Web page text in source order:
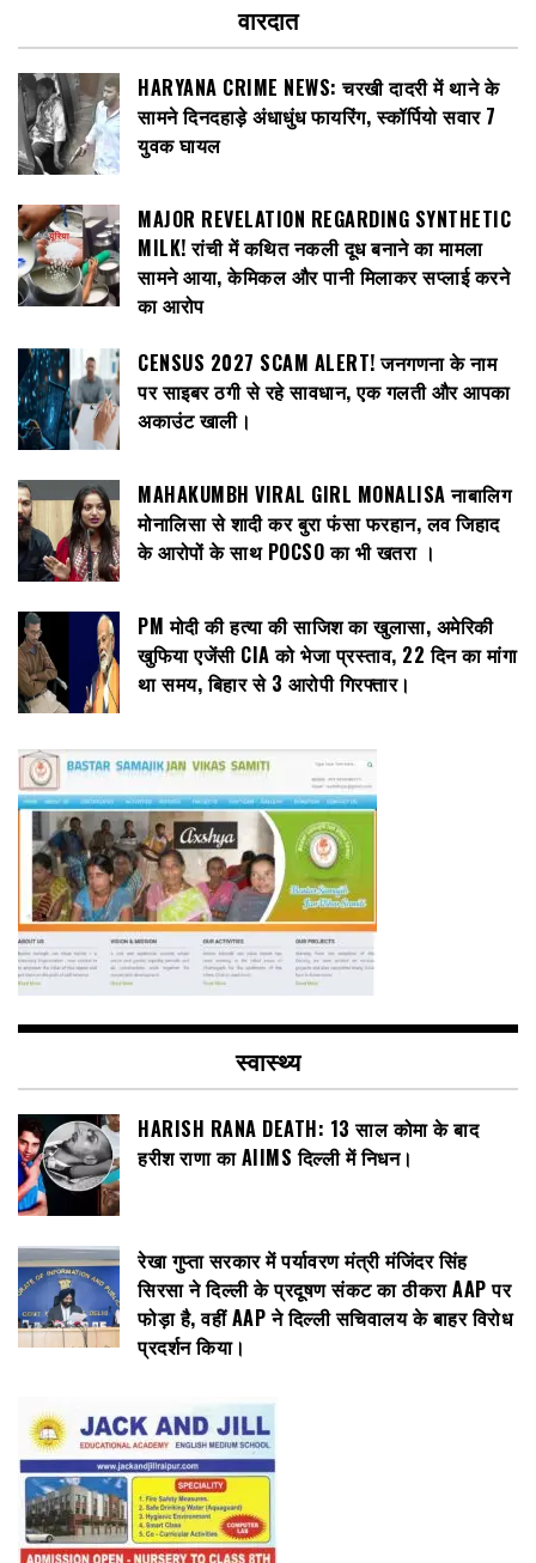
वारदात
HARYANA CRIME NEWS: चरखी दादरी में थाने के
सामने दिनदहाड़े अंधाधुंध फायरिंग, स्कॉर्पियो सवार 7
युवक घायल
MAJOR REVELATION REGARDING SYNTHETIC
MILK! रांची में कथित नकली दूध बनाने का मामला
सामने आया, केमिकल और पानी मिलाकर सप्लाई करने
का आरोप
CENSUS 2027 SCAM ALERT! जनगणना के नाम
पर साइबर ठगी से रहे सावधान, एक गलती और आपका
अकाउंट खाली।
MAHAKUMBH VIRAL GIRL MONALISA नाबालिग
मोनालिसा से शादी कर बुरा फंसा फरहान, लव जिहाद
के आरोपों के साथ POCSO का भी खतरा ।
PM मोदी की हत्या की साजिश का खुलासा, अमेरिकी
खुफिया एजेंसी CIA को भेजा प्रस्ताव, 22 दिन का मांगा
था समय, बिहार से 3 आरोपी गिरफ्तार।
स्वास्थ्य
HARISH RANA DEATH: 13 साल कोमा के बाद
हरीश राणा का AIIMS दिल्ली में निधन।
रेखा गुप्ता सरकार में पर्यावरण मंत्री मंजिंदर सिंह
सिरसा ने दिल्ली के प्रदूषण संकट का ठीकरा AAP पर
फोड़ा है, वहीं AAP ने दिल्ली सचिवालय के बाहर विरोध
प्रदर्शन किया।